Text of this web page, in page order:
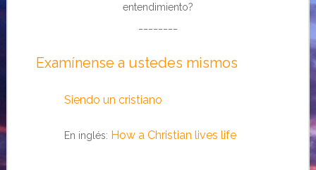
entendimiento?
Examínense a ustedes mismos
Siendo un cristiano
En inglés: How a Christian lives life